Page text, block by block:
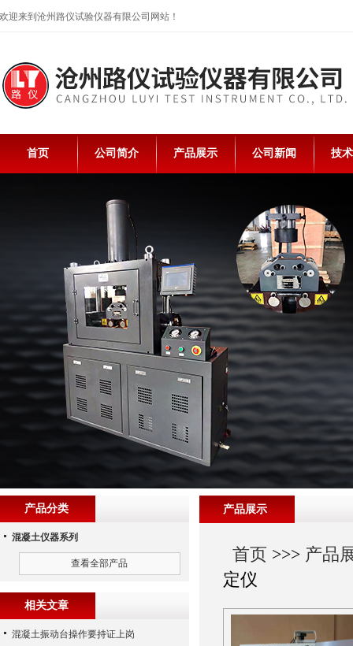
欢迎来到沧州路仪试验仪器有限公司网站！
首页 公司简介 产品展示 公司新闻 技
产品展示
首页 >>> 产品
定仪
产品分类
混凝土仪器系列
查看全部产品
相关文章
混凝土振动台操作要持证上岗